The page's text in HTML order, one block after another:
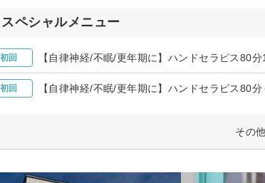
スペシャルメニュー
初回 【自律神経/不眠/更年期に】ハンドセラピス80
初回 【自律神経/不眠/更年期に】ハンドセラピス
その